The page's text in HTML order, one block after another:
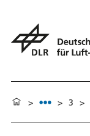
> > 3 >